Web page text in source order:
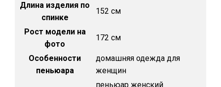
Длина изделия по
спинке
152 см
Рост модели на
фото
172 см
Особенности
пеньюара
домашняя одежда для
женщин
пеньюар женский